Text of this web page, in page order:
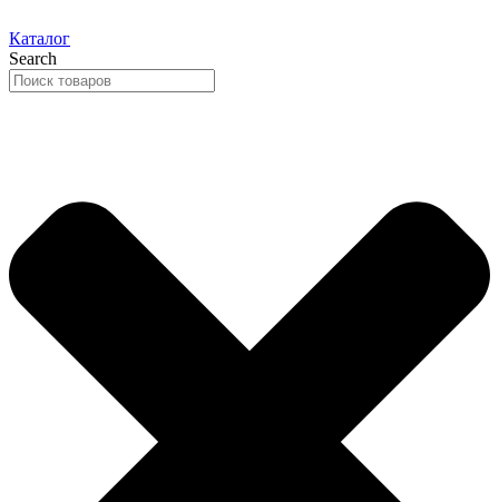
Каталог
Search